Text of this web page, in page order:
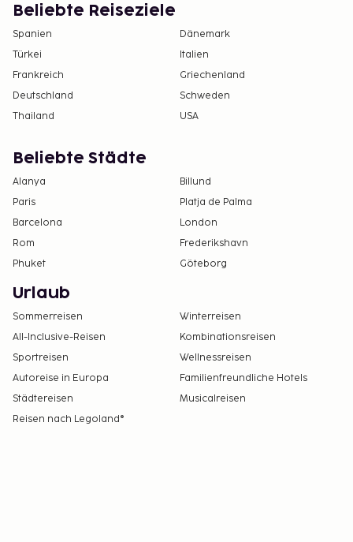
Beliebte Reiseziele
Spanien
Dänemark
Türkei
Italien
Frankreich
Griechenland
Deutschland
Schweden
Thailand
USA
Beliebte Städte
Alanya
Billund
Paris
Platja de Palma
Barcelona
London
Rom
Frederikshavn
Phuket
Göteborg
Urlaub
Sommerreisen
Winterreisen
All-Inclusive-Reisen
Kombinationsreisen
Sportreisen
Wellnessreisen
Autoreise in Europa
Familienfreundliche Hotels
Städtereisen
Musicalreisen
Reisen nach Legoland®